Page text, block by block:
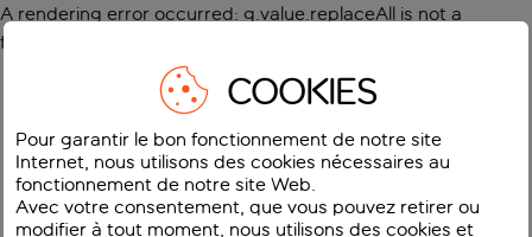
A rendering error occurred: g.value.replaceAll is not a
function
COOKIES
Pour garantir le bon fonctionnement de notre site
Internet, nous utilisons des cookies nécessaires au
fonctionnement de notre site Web.
Avec votre consentement, que vous pouvez retirer ou
modifier à tout moment, nous utilisons des cookies et